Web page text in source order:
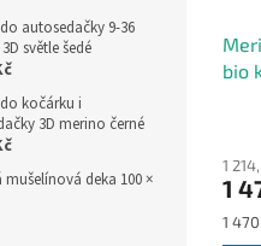
autosedačky 9-36
světle šedé
kočárku i
3D merino černé
mušelínová deka 100 ×
bio
1
1
cena:
1